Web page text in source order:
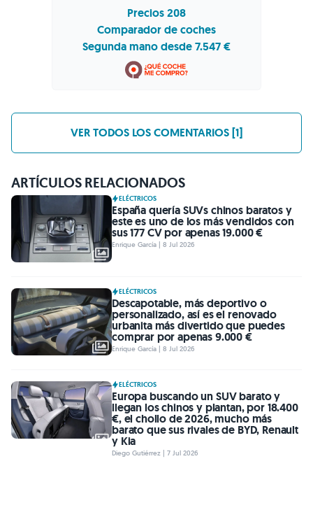
Precios 208
Comparador de coches
Segunda mano desde 7.547 €
VER TODOS LOS COMENTARIOS [1]
ARTÍCULOS RELACIONADOS
ELÉCTRICOS
España quería SUVs chinos baratos y
este es uno de los más vendidos con
sus 177 CV por apenas 19.000 €
Enrique García | 8 Jul 2026
ELÉCTRICOS
Descapotable, más deportivo o
personalizado, así es el renovado
urbanita más divertido que puedes
comprar por apenas 9.000 €
Enrique García | 8 Jul 2026
ELÉCTRICOS
Europa buscando un SUV barato y
llegan los chinos y plantan, por 18.400
€, el chollo de 2026, mucho más
barato que sus rivales de BYD, Renault
y Kia
Diego Gutiérrez | 7 Jul 2026